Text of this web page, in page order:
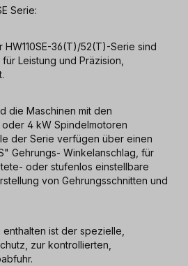
Serie:
36(T)/52(T)-Serie sind
Leistung und Präzision,
die Maschinen mit den
4 kW Spindelmotoren
der Serie verfügen über einen
Gehrungs- Winkelanschlag, für
oder stufenlos einstellbare
von Gehrungsschnitten und
ist der spezielle,
zur kontrollierten,